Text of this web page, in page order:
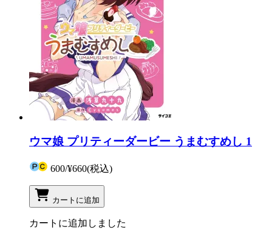
ウマ娘 プリティーダービー うまむすめし 1
600/¥660(税込)
カートに追加
カートに追加しました